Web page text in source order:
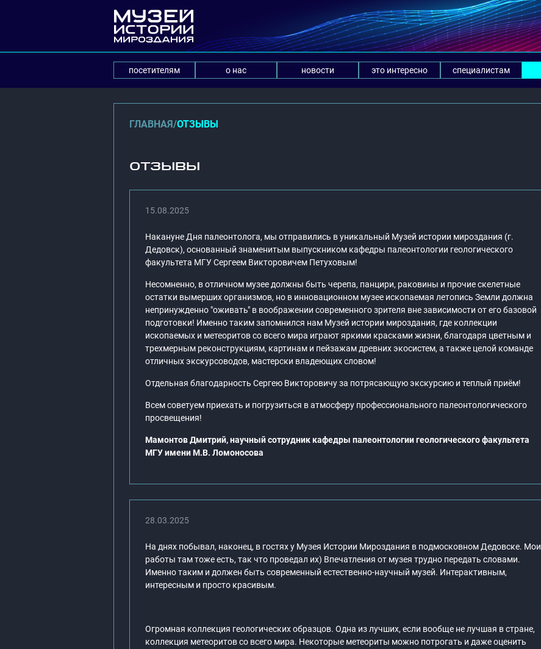
посетителям о нас новости это интересно специалистам
ГЛАВНАЯ/ОТЗЫВЫ
ОТЗЫВЫ
15.08.2025
Накануне Дня палеонтолога, мы отправились в уникальный Музей истории мироздания (г.
Дедовск), основанный знаменитым выпускником кафедры палеонтологии геологического
факультета МГУ Сергеем Викторовичем Петуховым!
Несомненно, в отличном музее должны быть черепа, панцири, раковины и прочие скелетные
остатки вымерших организмов, но в инновационном музее ископаемая летопись Земли должна
непринужденно "оживать" в воображении современного зрителя вне зависимости от его базовой
подготовки! Именно таким запомнился нам Музей истории мироздания, где коллекции
ископаемых и метеоритов со всего мира играют яркими красками жизни, благодаря цветным и
трехмерным реконструкциям, картинам и пейзажам древних экосистем, а также целой команде
отличных экскурсоводов, мастерски владеющих словом!
Отдельная благодарность Сергею Викторовичу за потрясающую экскурсию и теплый приём!
Всем советуем приехать и погрузиться в атмосферу профессионального палеонтологического
просвещения!
Мамонтов Дмитрий, научный сотрудник кафедры палеонтологии геологического факультета
МГУ имени М.В. Ломоносова
28.03.2025
На днях побывал, наконец, в гостях у Музея Истории Мироздания в подмосковном Дедовске. Мои
работы там тоже есть, так что проведал их) Впечатления от музея трудно передать словами.
Именно таким и должен быть современный естественно-научный музей. Интерактивным,
интересным и просто красивым.
Огромная коллекция геологических образцов. Одна из лучших, если вообще не лучшая в стране,
коллекция метеоритов со всего мира. Некоторые метеориты можно потрогать и даже оценить